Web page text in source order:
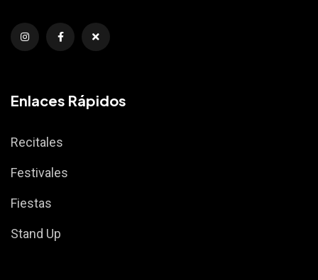
Enlaces Rápidos
Recitales
Festivales
Fiestas
Stand Up